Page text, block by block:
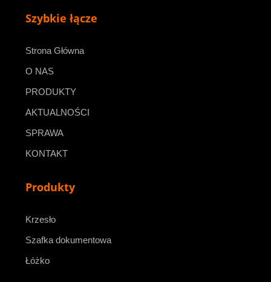
Szybkie łącze
Strona Główna
O NAS
PRODUKTY
AKTUALNOŚCI
SPRAWA
KONTAKT
Produkty
Krzesło
Szafka dokumentowa
Łóżko